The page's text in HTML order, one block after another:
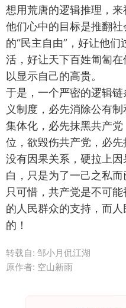
想用荒唐的逻辑推理，来
他们心中的目标是推翻
的“民主自由”，好让他们
活，好让天下百姓匍匐在
以显示自己的高贵。
于是，一个严密的逻辑
义制度，必先消除公有
集体化，必先抹黑共产
位，欲毁伤共产党，必先
没有因果关系，硬拉上
白，只是为了一己之私而
只可惜，共产党是不可
的人民群众的支持，而
的！
转载自: 邹小月侃江湖
原作者: 空山新雨